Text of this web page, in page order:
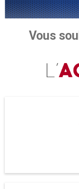
Vous